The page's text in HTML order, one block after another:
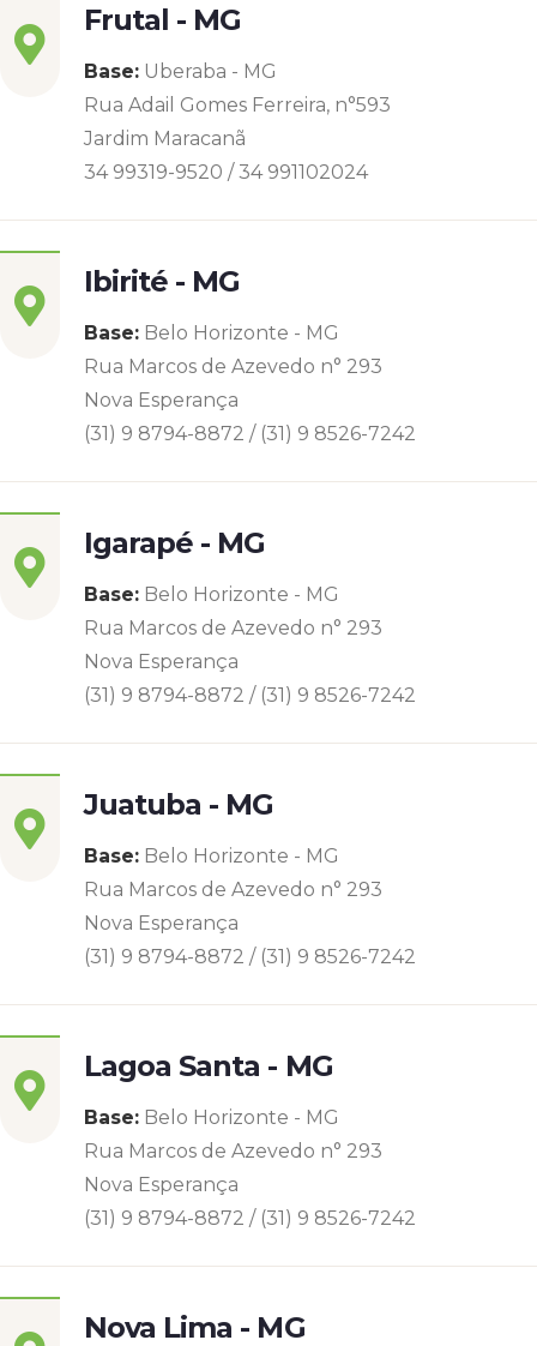
Frutal - MG
Base: Uberaba - MG
Rua Adail Gomes Ferreira, n°593
Jardim Maracanã
34 99319-9520 / 34 991102024
Ibirité - MG
Base: Belo Horizonte - MG
Rua Marcos de Azevedo n° 293
Nova Esperança
(31) 9 8794-8872 / (31) 9 8526-7242
Igarapé - MG
Base: Belo Horizonte - MG
Rua Marcos de Azevedo n° 293
Nova Esperança
(31) 9 8794-8872 / (31) 9 8526-7242
Juatuba - MG
Base: Belo Horizonte - MG
Rua Marcos de Azevedo n° 293
Nova Esperança
(31) 9 8794-8872 / (31) 9 8526-7242
Lagoa Santa - MG
Base: Belo Horizonte - MG
Rua Marcos de Azevedo n° 293
Nova Esperança
(31) 9 8794-8872 / (31) 9 8526-7242
Nova Lima - MG